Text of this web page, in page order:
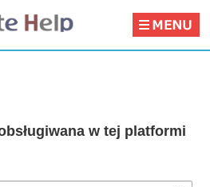
w tej platformi